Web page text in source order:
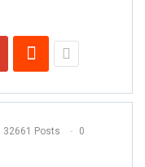
32661 Posts 0